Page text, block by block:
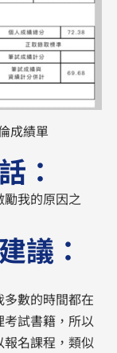
成績單
：
我的原因之
議：
數的時間都在
試書籍，所以
名課程，類似